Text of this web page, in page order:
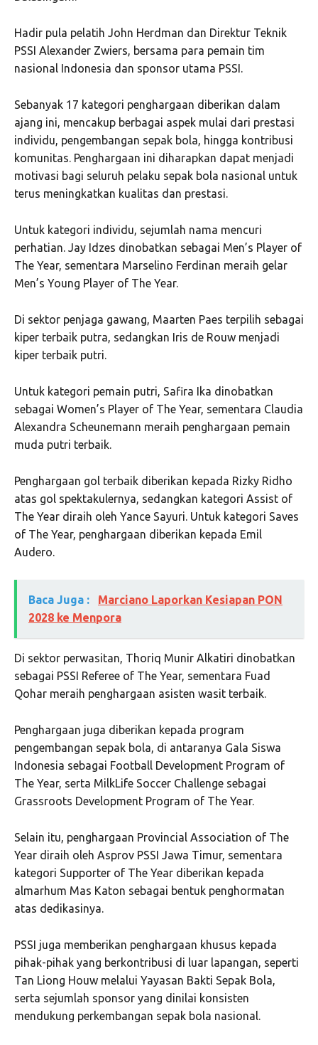
Hadir pula pelatih John Herdman dan Direktur Teknik
PSSI Alexander Zwiers, bersama para pemain tim
nasional Indonesia dan sponsor utama PSSI.
Sebanyak 17 kategori penghargaan diberikan dalam
ajang ini, mencakup berbagai aspek mulai dari prestasi
individu, pengembangan sepak bola, hingga kontribusi
komunitas. Penghargaan ini diharapkan dapat menjadi
motivasi bagi seluruh pelaku sepak bola nasional untuk
terus meningkatkan kualitas dan prestasi.
Untuk kategori individu, sejumlah nama mencuri
perhatian. Jay Idzes dinobatkan sebagai Men’s Player of
The Year, sementara Marselino Ferdinan meraih gelar
Men’s Young Player of The Year.
Di sektor penjaga gawang, Maarten Paes terpilih sebagai
kiper terbaik putra, sedangkan Iris de Rouw menjadi
kiper terbaik putri.
Untuk kategori pemain putri, Safira Ika dinobatkan
sebagai Women’s Player of The Year, sementara Claudia
Alexandra Scheunemann meraih penghargaan pemain
muda putri terbaik.
Penghargaan gol terbaik diberikan kepada Rizky Ridho
atas gol spektakulernya, sedangkan kategori Assist of
The Year diraih oleh Yance Sayuri. Untuk kategori Saves
of The Year, penghargaan diberikan kepada Emil
Audero.
Baca Juga :
Marciano Laporkan Kesiapan PON
2028 ke Menpora
Di sektor perwasitan, Thoriq Munir Alkatiri dinobatkan
sebagai PSSI Referee of The Year, sementara Fuad
Qohar meraih penghargaan asisten wasit terbaik.
Penghargaan juga diberikan kepada program
pengembangan sepak bola, di antaranya Gala Siswa
Indonesia sebagai Football Development Program of
The Year, serta MilkLife Soccer Challenge sebagai
Grassroots Development Program of The Year.
Selain itu, penghargaan Provincial Association of The
Year diraih oleh Asprov PSSI Jawa Timur, sementara
kategori Supporter of The Year diberikan kepada
almarhum Mas Katon sebagai bentuk penghormatan
atas dedikasinya.
PSSI juga memberikan penghargaan khusus kepada
pihak-pihak yang berkontribusi di luar lapangan, seperti
Tan Liong Houw melalui Yayasan Bakti Sepak Bola,
serta sejumlah sponsor yang dinilai konsisten
mendukung perkembangan sepak bola nasional.